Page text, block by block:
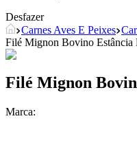
Desfazer
Carnes Aves E Peixes
Filé Mignon Bovino Estância
Filé Mignon
Marca: